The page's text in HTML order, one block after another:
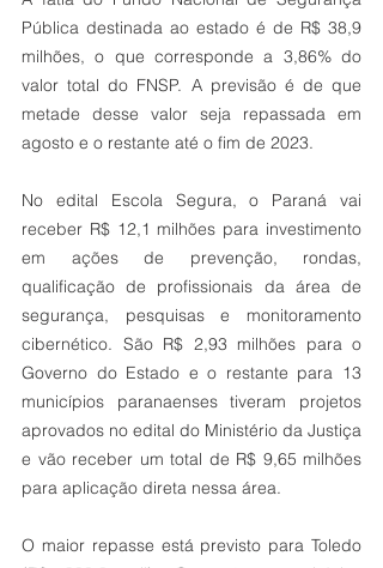
Pública destinada ao estado é de R$ 38,9
milhões, o que corresponde a 3,86% do
valor total do FNSP. A previsão é de que
metade desse valor seja repassada em
agosto e o restante até o fim de 2023.
No edital Escola Segura, o Paraná vai
receber R$ 12,1 milhões para investimento
em ações de prevenção, rondas,
qualificação de profissionais da área de
segurança, pesquisas e monitoramento
cibernético. São R$ 2,93 milhões para o
Governo do Estado e o restante para 13
municípios paranaenses tiveram projetos
aprovados no edital do Ministério da Justiça
e vão receber um total de R$ 9,65 milhões
para aplicação direta nessa área.
O maior repasse está previsto para Toledo